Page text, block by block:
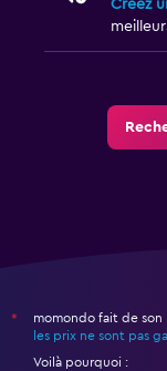
Créez
*
momondo fait de
les prix ne sont pas
Voilà pourquoi :